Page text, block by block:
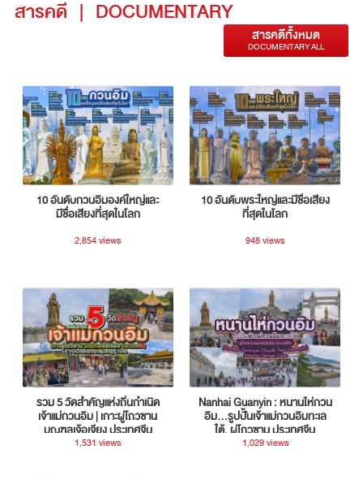
สารคดี | DOCUMENTARY
สารคดีทั้งหมด
DOCUMENTARY ALL
10 อันดับกวนอิมองค์ใหญ่และ
มีชื่อเสียงที่สุดในโลก
2,854 views
10 อันดับพระใหญ่และมีชื่อเสียง
ที่สุดในโลก
948 views
รวม 5 วัดสำคัญแห่งถิ่นกำเนิด
เจ้าแม่กวนอิม | เกาะผู่โถวซาน
มณฑลเจ้อเจียง ประเทศจีน
1,531 views
Nanhai Guanyin : หนานไห่กวน
อิม...รูปปั้นเจ้าแม่กวนอิมทะเล
ใต้, ผู่โถวซาน ประเทศจีน
1,029 views